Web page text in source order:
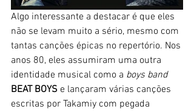
Algo interessante a destacar é que eles
não se levam muito a sério, mesmo com
tantas canções épicas no repertório. Nos
anos 80, eles assumiram uma outra
identidade musical como a boys band
BEAT BOYS e lançaram várias canções
escritas por Takamiy com pegada